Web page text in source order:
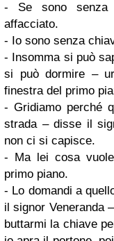
- Se sono
affacciato.
- Io sono senza
- Insomma si può
si può dormire –
finestra del primo
- Gridiamo perché
strada – disse il
non ci si capisce.
- Ma lei cosa
primo piano.
- Lo domandi a
il signor Veneranda
buttarmi la chiave